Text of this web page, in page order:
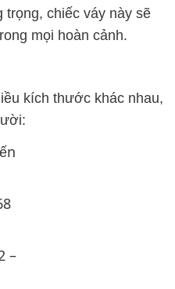
trọng, chiếc váy này sẽ
mọi hoàn cảnh.
kích thước khác nhau,
–